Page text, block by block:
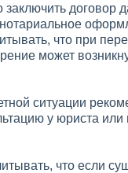
заключить договор
нотариальное
что при
может
ситуации
у юриста или
что если